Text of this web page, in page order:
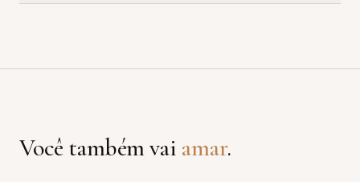
Você também vai amar.